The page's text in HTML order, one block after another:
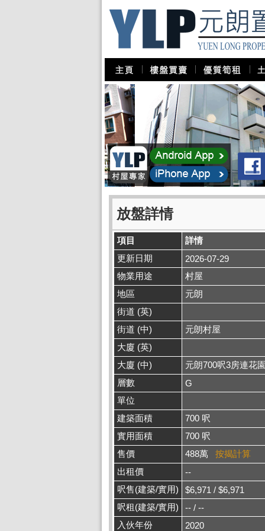
放盤詳情
項目
詳情
更新日期
2026-07-29
物業用途
村屋
地區
元朗
街道 (英)
街道 (中)
元朗村屋
大廈 (英)
大廈 (中)
元朗700呎3房連花
層數
G
單位
建築面積
700 呎
實用面積
700 呎
售價
488萬 按揭計算
出租價
--
呎售(建築/實用)
$6,971 / $6,971
呎租(建築/實用)
-- / --
入伙年份
2020